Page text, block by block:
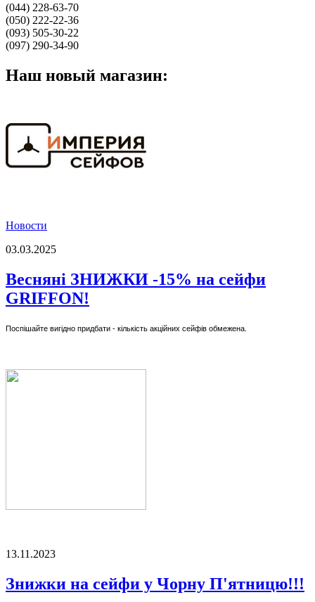
(044) 228-63-70
(050) 222-22-36
(093) 505-30-22
(097) 290-34-90
Наш новый магазин:
Новости
03.03.2025
Весняні ЗНИЖКИ -15% на сейфи
GRIFFON!
Поспішайте вигідно придбати - кількість акційних сейфів обмежена.
13.11.2023
Знижки на сейфи у Чорну П'ятницю!!!